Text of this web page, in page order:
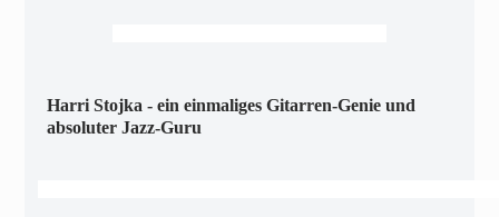
Harri Stojka - ein einmaliges Gitarren-Genie und
absoluter Jazz-Guru